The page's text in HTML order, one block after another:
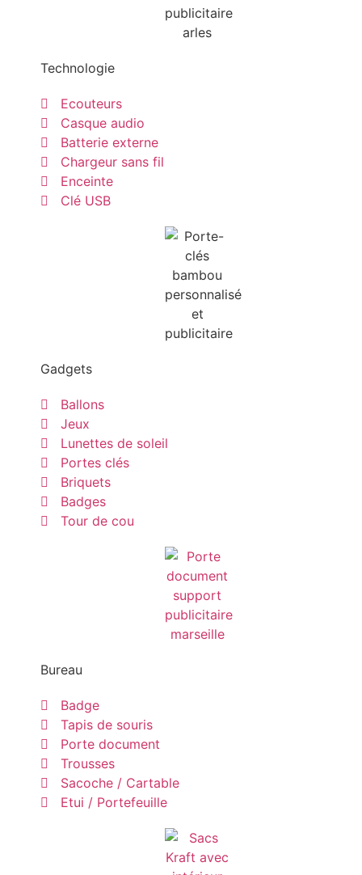
Technologie
Ecouteurs
Casque audio
Batterie externe
Chargeur sans fil
Enceinte
Clé USB
Gadgets
Ballons
Jeux
Lunettes de soleil
Portes clés
Briquets
Badges
Tour de cou
Bureau
Badge
Tapis de souris
Porte document
Trousses
Sacoche / Cartable
Etui / Portefeuille